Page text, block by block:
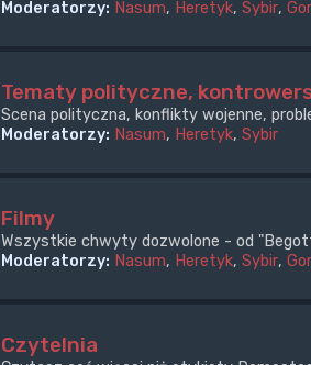
Moderatorzy: Nasum, Heretyk, Sybir,
Tematy polityczne,
Scena polityczna, konflikty wojenne,
Moderatorzy: Nasum, Heretyk, Sybir
Filmy
Wszystkie chwyty dozwolone - od
Moderatorzy: Nasum, Heretyk, Sybir,
Czytelnia